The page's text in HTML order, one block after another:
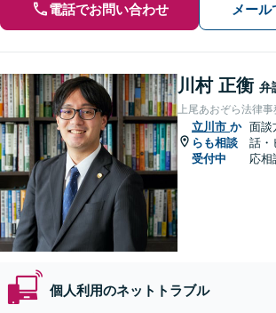
電話でお問い合わせ メー
川村 正衡 弁
上尾あおぞら法律事
立川市 か
らも相談
受付中
面談
話・
応相
個人利用のネットトラブル